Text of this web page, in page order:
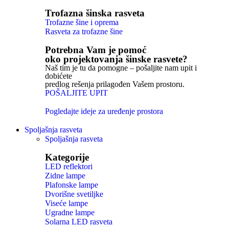
Trofazna šinska rasveta
Trofazne šine i oprema
Rasveta za trofazne šine
Potrebna Vam je pomoć
oko projektovanja šinske rasvete?
Naš tim je tu da pomogne – pošaljite nam upit i
dobićete
predlog rešenja prilagođen Vašem prostoru.
POŠALJITE UPIT
Pogledajte ideje za uređenje prostora
Spoljašnja rasveta
Spoljašnja rasveta
Kategorije
LED reflektori
Zidne lampe
Plafonske lampe
Dvorišne svetiljke
Viseće lampe
Ugradne lampe
Solarna LED rasveta